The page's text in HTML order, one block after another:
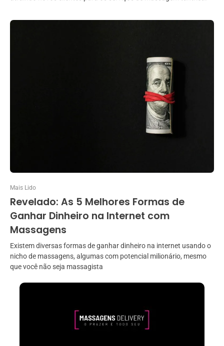
Mais Lido
Revelado: As 5 Melhores Formas de
Ganhar Dinheiro na Internet com
Massagens
Existem diversas formas de ganhar dinheiro na internet usando o
nicho de massagens, algumas com potencial milionário, mesmo
que você não seja massagista